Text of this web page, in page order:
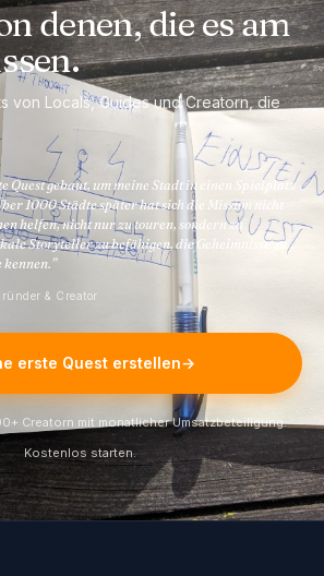
denen,die es am
von Locals, Guides und Creatorn, die
Quest gebaut, um meine Stadt in einen Spielplatz
1000 Städte später hat sich die Mission nicht
helfen, nicht nur zu touren, sondern zu
Storyteller zu befähigen, die Geheimnisse zu
kennen.”
& Creator
erste Quest erstellen→
Creatorn mit monatlicher Umsatzbeteiligung.
Kostenlos starten.